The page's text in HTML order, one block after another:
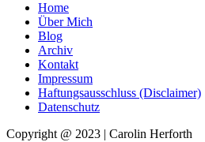
Home
Über Mich
Blog
Archiv
Kontakt
Impressum
Haftungsausschluss (Disclaimer)
Datenschutz
Copyright @ 2023 | Carolin Herforth